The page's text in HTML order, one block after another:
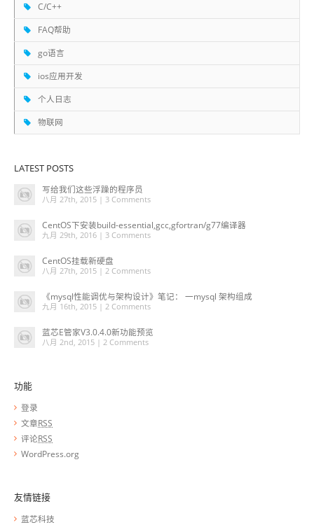
C/C++
FAQ帮助
go语言
ios应用开发
个人日志
物联网
LATEST POSTS
写给我们这些浮躁的程序员
八月 27th, 2015 | 3 Comments
CentOS下安装build-essential,gcc,gfortran/g77编译器
九月 29th, 2016 | 3 Comments
CentOS挂载新硬盘
八月 27th, 2015 | 2 Comments
《mysql性能调优与架构设计》笔记： 一mysql 架构组成
九月 16th, 2015 | 2 Comments
蓝芯E管家V3.0.4.0新功能预览
八月 2nd, 2015 | 2 Comments
功能
登录
文章RSS
评论RSS
WordPress.org
友情链接
蓝芯科技